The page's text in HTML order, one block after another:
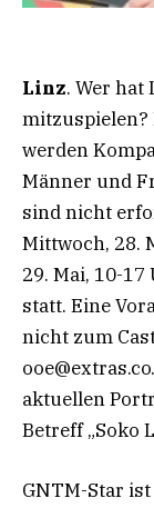
Linz. Wer hat
mitzuspielen?
werden
Männer und
sind nicht
Mittwoch, 28.
29. Mai, 10-
statt. Eine
nicht zum
aktuellen
Betreff „Soko
GNTM-Star